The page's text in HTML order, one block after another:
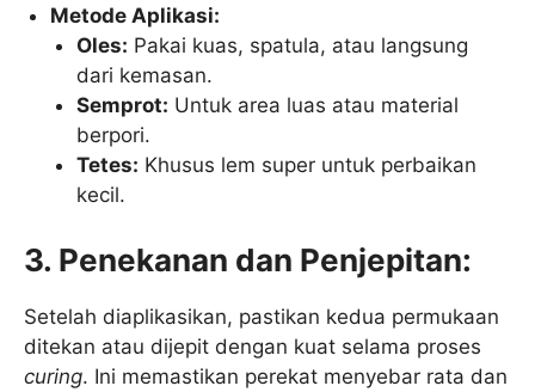
Metode Aplikasi:
Oles: Pakai kuas, spatula, atau langsung
dari kemasan.
Semprot: Untuk area luas atau material
berpori.
Tetes: Khusus lem super untuk perbaikan
kecil.
3. Penekanan dan Penjepitan:
Setelah diaplikasikan, pastikan kedua permukaan
ditekan atau dijepit dengan kuat selama proses
curing. Ini memastikan perekat menyebar rata dan